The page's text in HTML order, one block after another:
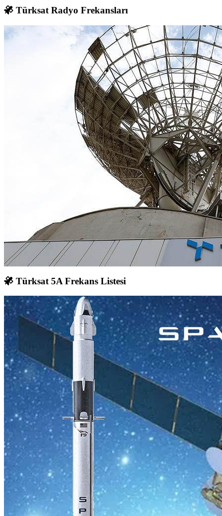
Türksat Radyo Frekansları
Türksat 5A Frekans Listesi